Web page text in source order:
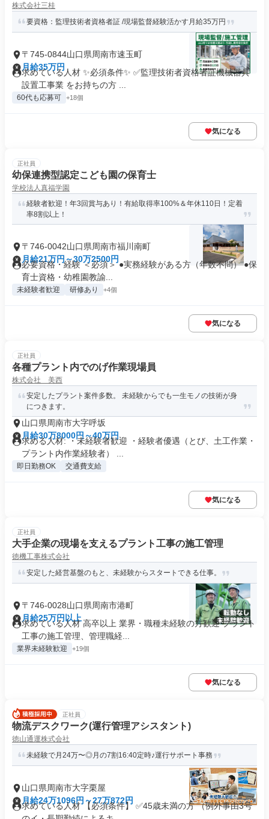
株式会社三桂
要資格：監理技術者資格者証 /現場監督経験活かす月給35万円
〒745-0844山口県周南市速玉町
月給35万円
求めている人材 ✨必須条件✨ ✅監理技術者資格者証機械器具
設置工事業 をお持ちの方 ...
60代も応募可 +18個
気になる
正社員
幼保連携型認定こども園の保育士
学校法人真福学園
経験者歓迎！年3回賞与あり！有給取得率100%＆年休110日！定着
率8割以上！
〒746-0042山口県周南市福川南町
月給21万円～30万2500円
必要資格・経験 ＜必須＞ ●実務経験がある方（年数不問） ●保
育士資格・幼稚園教諭...
未経験者歓迎 研修あり +4個
気になる
正社員
各種プラント内でのげ作業現場員
株式会社 美西
安定したプラント案件多数。 未経験からでも一生モノの技術が身
につきます。
山口県周南市大字呼坂
月給30万8000円～40万円
求める人材: ・未経験者歓迎 ・経験者優遇（とび、土工作業・
プラント内作業経験者） ...
即日勤務OK 交通費支給
気になる
正社員
大手企業の現場を支えるプラント工事の施工管理
徳機工事株式会社
安定した経営基盤のもと、未経験からスタートできる仕事。
〒746-0028山口県周南市港町
月給25万円以上
求めている人材 高卒以上 業界・職種未経験の方歓迎 プラント
工事の施工管理、管理職経...
業界未経験歓迎 +19個
気になる
正社員
物流デスクワーク(運行管理アシスタント)
徳山通運株式会社
未経験で月24万〜◎月の7割16:40定時♪運行サポート事務
山口県周南市大字栗屋
月給24万1096円～27万872円
求めている人材 【必須条件】 ✅45歳未満の方 （例外事由3号